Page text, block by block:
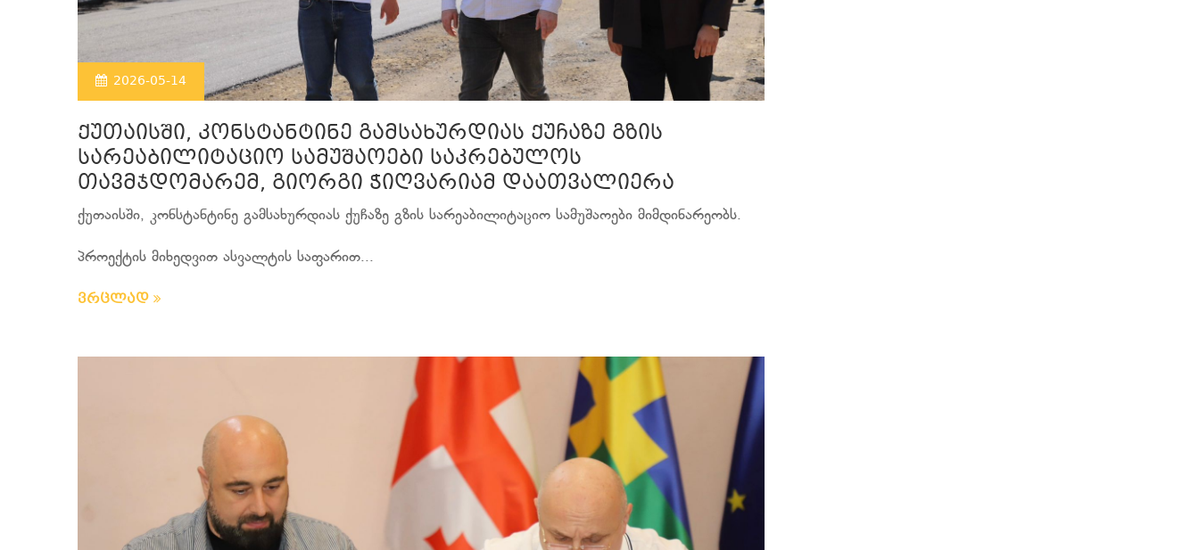
2026-05-14
ქუთაისში, კონსტანტინე გამსახურდიას ქუჩაზე გზის
სარეაბილიტაციო სამუშაოები საკრებულოს
თავმჯდომარემ, გიორგი ჭიღვარიამ დაათვალიერა
ქუთაისში, კონსტანტინე გამსახურდიას ქუჩაზე გზის სარეაბილიტაციო სამუშაოები მიმდინარეობს.
პროექტის მიხედვით ასვალტის საფარით...
ვრცლად